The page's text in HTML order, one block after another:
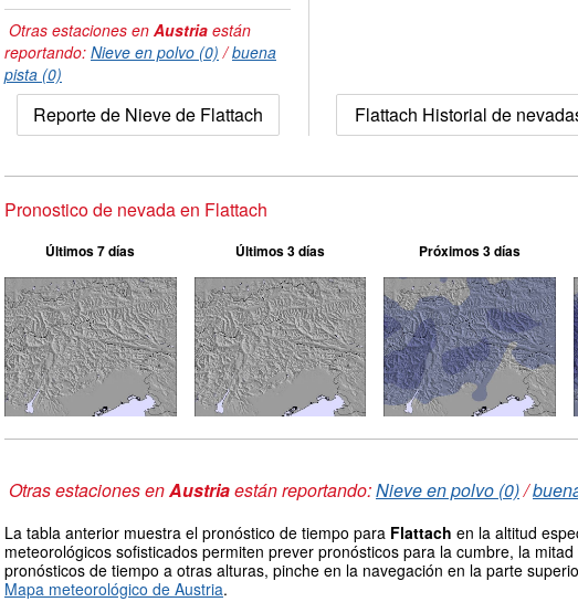
Otras estaciones en Austria están
reportando: Nieve en polvo (0) /buena
pista (0)
Reporte de Nieve de Flattach Flattach Historial de
Pronostico de nevada en Flattach
Últimos 7 días Últimos 3 días Próximos 3 días
Otras estaciones enAustriaestán reportando:Nieve en polvo (0)/
La tabla anterior muestra el pronóstico de tiempo para Flattach en la altitud
meteorológicos sofisticados permiten prever pronósticos para la cumbre, la
pronósticos de tiempo a otras alturas, pinche en la navegación en la parte
Mapa meteorológico de Austria.